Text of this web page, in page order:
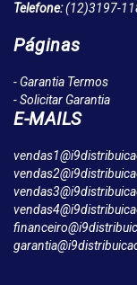
Telefone:(12)3197-
Páginas
- Garantia Termos
- Solicitar Garantia
E-MAILS